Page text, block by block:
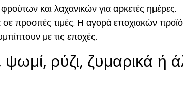
και λαχανικών για αρκετές ημέρες.
προσιτές τιμές. Η αγορά εποχιακών
με τις εποχές.
ψωμί, ρύζι, ζυμαρικά ή